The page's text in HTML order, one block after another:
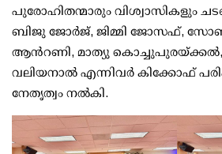
പുരോഹിതന്മാരും വിശ്വാസികളും
ബിജു ജോർജ്, ജിമ്മി ജോസഫ്,
ആൻറണി, മാത്യു
വലിയനാൽ എന്നിവർ കിക്കോഫ്
നേതൃത്വം നൽകി.